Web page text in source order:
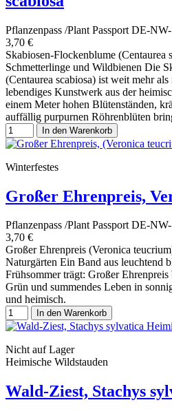
Pflanzenpass /Plant Passport DE-
3,70 €
Skabiosen-Flockenblume (Centaurea
Schmetterlinge und Wildbienen Die
(Centaurea scabiosa) ist weit mehr
lebendiges Kunstwerk aus der
einem Meter hohen Blütenständen,
auffällig purpurnen Röhrenblüten
In den Warenkorb
Winterfestes
Großer Ehrenpreis,
Pflanzenpass /Plant Passport DE-
3,70 €
Großer Ehrenpreis (Veronica
Naturgärten Ein Band aus leuchtend
Frühsommer trägt: Großer
Grün und summendes Leben in
und heimisch.
In den Warenkorb
Nicht auf Lager
Heimische Wildstauden
Wald-Ziest, Stachys